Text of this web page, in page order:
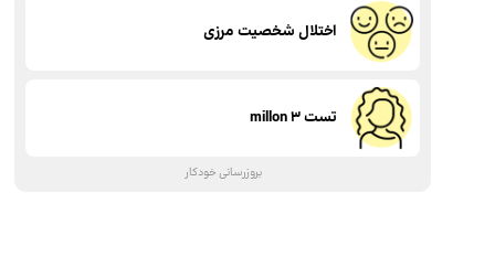
اختلال شخصیت مرزی
تست millon 3
بروزرسانی خودکار